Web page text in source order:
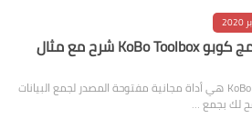
ما هو برنامج كوبو KoBo Toolbox شرح مع مثال
ما هو KoBo Toolbox ؟ KoBo Toolbox هي أداة مجانية مفتوحة المصدر لجمع البيانات
لك بجمع …